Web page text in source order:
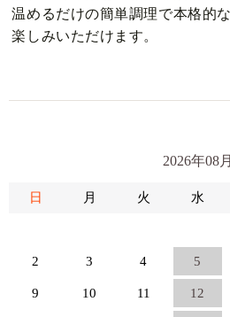
温めるだけの簡単調理で本格的
楽しみいただけます。
2026年08月
日 月 火 水
2 3 4 5
9 10 11 12